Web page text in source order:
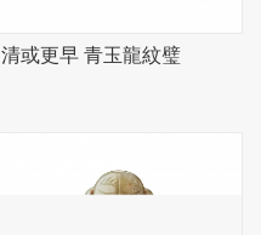
清或更早 青玉龍紋璧